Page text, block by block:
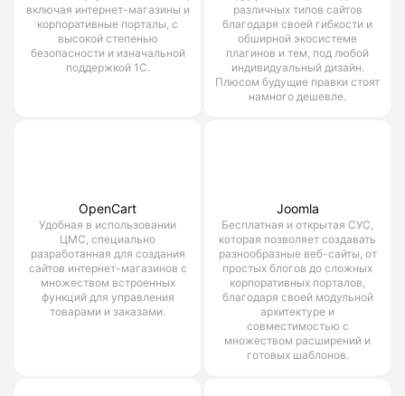
включая интернет-магазины и
корпоративные порталы, с
высокой степенью
безопасности и изначальной
поддержкой 1С.
различных типов сайтов
благодаря своей гибкости и
обширной экосистеме
плагинов и тем, под любой
индивидуальный дизайн.
Плюсом будущие правки стоят
намного дешевле.
OpenCart
Удобная в использовании
ЦМС, специально
разработанная для создания
сайтов интернет-магазинов с
множеством встроенных
функций для управления
товарами и заказами.
Joomla
Бесплатная и открытая СУС,
которая позволяет создавать
разнообразные веб-сайты, от
простых блогов до сложных
корпоративных порталов,
благодаря своей модульной
архитектуре и
совместимостью с
множеством расширений и
готовых шаблонов.